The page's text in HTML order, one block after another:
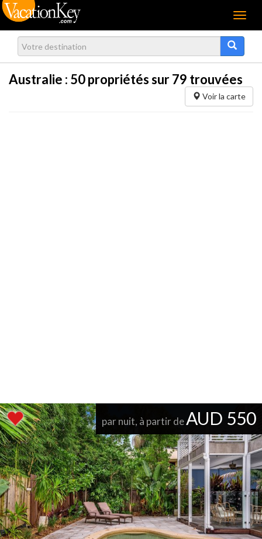
Menu
Australie : 50propriétés sur 79 trouvées
Voir la carte
par nuit, à partir deAUD 550